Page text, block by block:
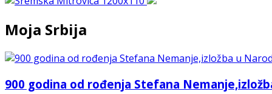
Moja Srbija
900 godina od rođenja Stefana